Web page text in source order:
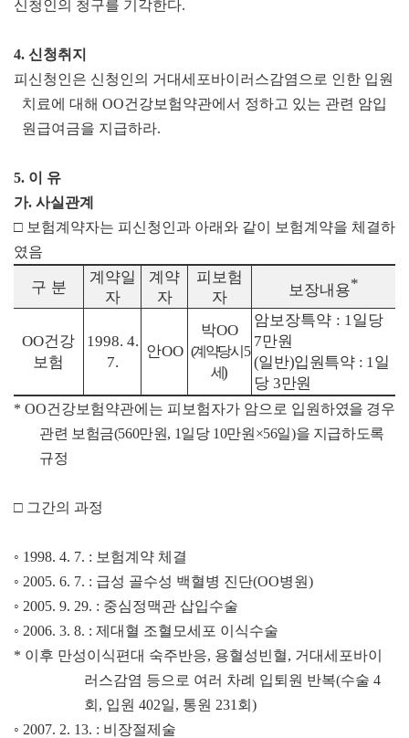
신청인의 청구를 기각한다.
4. 신청취지
피신청인은 신청인의 거대세포바이러스감염으로 인한 입원
치료에 대해OO건강보험약관에서 정하고 있는 관련 암입
원급여금을 지급하라.
5. 이 유
가. 사실관계
□ 보험계약자는 피신청인과 아래와 같이 보험계약을 체결하
였음
구 분
계약일
자
계약
자
피보험
자
보장내용*
OO건강
보험
1998. 4.
7.
안OO
박OO
(계약당시 5
세)
암보장특약 : 1일당
7만원
(일반)입원특약 : 1일
당3만원
* OO건강보험약관에는 피보험자가 암으로 입원하였을 경우
관련 보험금(560만원, 1일당 10만원 ×56일)을 지급하도록
규정
□ 그간의 과정
◦ 1998. 4. 7. : 보험계약 체결
◦ 2005. 6. 7. : 급성 골수성 백혈병 진단(OO병원)
◦ 2005. 9. 29. : 중심정맥관 삽입수술
◦ 2006. 3. 8. : 제대혈 조혈모세포 이식수술
* 이후 만성이식편대 숙주반응, 용혈성빈혈, 거대세포바이
러스감염 등으로 여러 차례 입퇴원 반복(수술 4
회 , 입원 402일, 통원 231 회 )
◦ 2007. 2. 13. : 비장절제술